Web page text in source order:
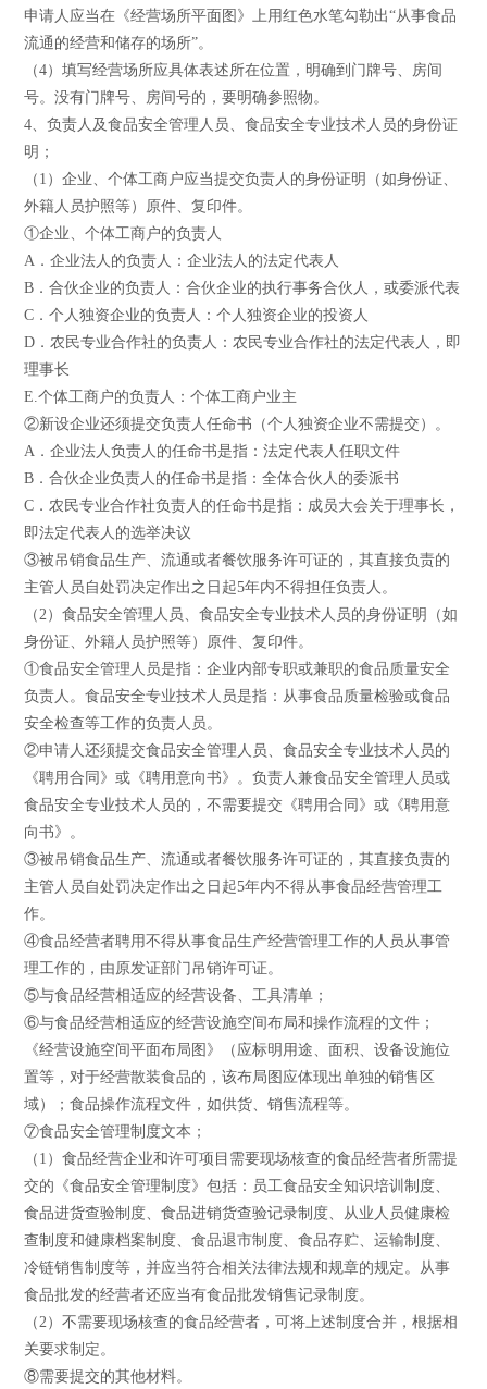
申请人应当在《经营场所平面图》上用红色水笔勾勒出“从事食品
流通的经营和储存的场所”。
（4）填写经营场所应具体表述所在位置，明确到门牌号、房间
号。没有门牌号、房间号的，要明确参照物。
4、负责人及食品安全管理人员、食品安全专业技术人员的身份证
明；
（1）企业、个体工商户应当提交负责人的身份证明（如身份证、
外籍人员护照等）原件、复印件。
①企业、个体工商户的负责人
A．企业法人的负责人：企业法人的法定代表人
B．合伙企业的负责人：合伙企业的执行事务合伙人，或委派代表
C．个人独资企业的负责人：个人独资企业的投资人
D．农民专业合作社的负责人：农民专业合作社的法定代表人，即
理事长
E.个体工商户的负责人：个体工商户业主
②新设企业还须提交负责人任命书（个人独资企业不需提交）。
A．企业法人负责人的任命书是指：法定代表人任职文件
B．合伙企业负责人的任命书是指：全体合伙人的委派书
C．农民专业合作社负责人的任命书是指：成员大会关于理事长，
即法定代表人的选举决议
③被吊销食品生产、流通或者餐饮服务许可证的，其直接负责的
主管人员自处罚决定作出之日起5年内不得担任负责人。
（2）食品安全管理人员、食品安全专业技术人员的身份证明（如
身份证、外籍人员护照等）原件、复印件。
①食品安全管理人员是指：企业内部专职或兼职的食品质量安全
负责人。食品安全专业技术人员是指：从事食品质量检验或食品
安全检查等工作的负责人员。
②申请人还须提交食品安全管理人员、食品安全专业技术人员的
《聘用合同》或《聘用意向书》。负责人兼食品安全管理人员或
食品安全专业技术人员的，不需要提交《聘用合同》或《聘用意
向书》。
③被吊销食品生产、流通或者餐饮服务许可证的，其直接负责的
主管人员自处罚决定作出之日起5年内不得从事食品经营管理工
作。
④食品经营者聘用不得从事食品生产经营管理工作的人员从事管
理工作的，由原发证部门吊销许可证。
⑤与食品经营相适应的经营设备、工具清单；
⑥与食品经营相适应的经营设施空间布局和操作流程的文件；
《经营设施空间平面布局图》（应标明用途、面积、设备设施位
置等，对于经营散装食品的，该布局图应体现出单独的销售区
域）；食品操作流程文件，如供货、销售流程等。
⑦食品安全管理制度文本；
（1）食品经营企业和许可项目需要现场核查的食品经营者所需提
交的《食品安全管理制度》包括：员工食品安全知识培训制度、
食品进货查验制度、食品进销货查验记录制度、从业人员健康检
查制度和健康档案制度、食品退市制度、食品存贮、运输制度、
冷链销售制度等，并应当符合相关法律法规和规章的规定。从事
食品批发的经营者还应当有食品批发销售记录制度。
（2）不需要现场核查的食品经营者，可将上述制度合并，根据相
关要求制定。
⑧需要提交的其他材料。